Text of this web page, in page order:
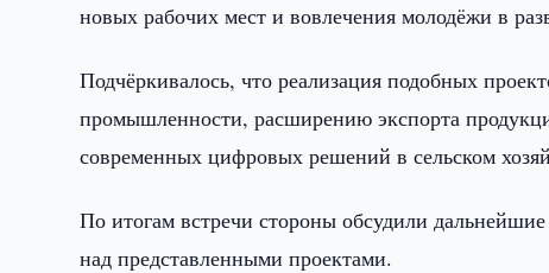
новых рабочих мест и вовлечения молодёжи в
Подчёркивалось, что реализация подобных
промышленности, расширению экспорта
современных цифровых решений в сельском
По итогам встречи стороны обсудили
над представленными проектами.